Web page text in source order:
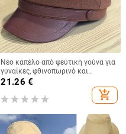
Νέο καπέλο από ψεύτικη γούνα για
γυναίκες, φθινοπωρινό και
χειμερινό ρετρό μάλλινο καπέλο
2025, βρετανικό οκτάγωνο καπέλο
με επίπεδη κορυφή για
21.26 €
add_shopping_cart